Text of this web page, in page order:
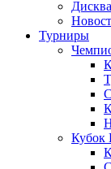
Турниры